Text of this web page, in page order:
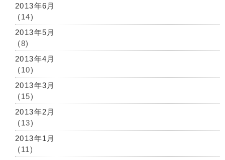
2013年6月
(14)
2013年5月
(8)
2013年4月
(10)
2013年3月
(15)
2013年2月
(13)
2013年1月
(11)